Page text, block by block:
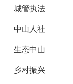
城管执法
中山人社
生态中山
乡村振兴